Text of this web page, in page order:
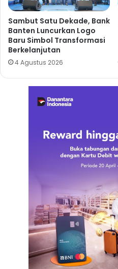
Sambut Satu Dekade, Bank
Banten Luncurkan Logo
Baru Simbol Transformasi
Berkelanjutan
4 Agustus 2026